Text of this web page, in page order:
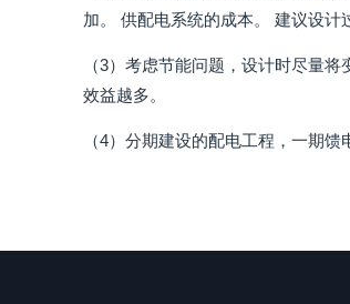
加。 供配电系统的成本。 建议设计
（3）考虑节能问题，设计时尽量
效益越多。
（4）分期建设的配电工程，一期